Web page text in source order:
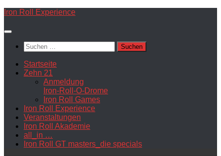
Zum
springen
Iron Roll Experience
Suchen
nach:
Startseite
Zehn 21
Anmeldung
Iron-Roll-O-Drome
Iron Roll Games
Iron Roll Experience
Veranstaltungen
Iron Roll Akademie
all_in …
Iron Roll GT masters_die specials